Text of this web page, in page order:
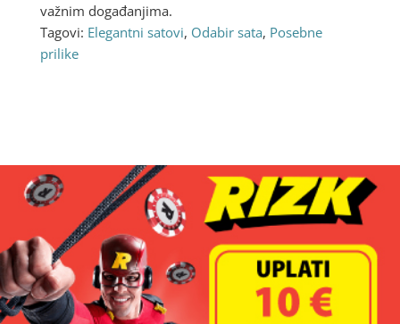
važnim događanjima.
Tagovi: Elegantni satovi, Odabir sata, Posebne
prilike